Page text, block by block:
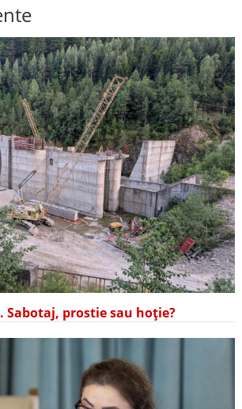
Sabotaj, prostie sau hoție?